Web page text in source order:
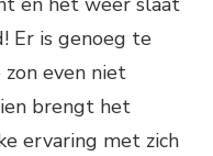
Er is genoeg te
even niet
brengt het
ervaring met zich